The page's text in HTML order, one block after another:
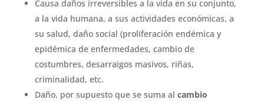
Causa daños irreversibles a la vida en su conjunto,
a la vida humana, a sus actividades económicas, a
su salud, daño social (proliferación endémica y
epidémica de enfermedades, cambio de
costumbres, desarraigos masivos, riñas,
criminalidad, etc.
Daño, por supuesto que se suma al cambio